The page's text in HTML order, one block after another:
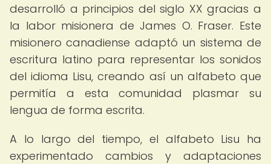
desarrolló a principios del siglo XX gracias a
la labor misionera de James O. Fraser. Este
misionero canadiense adaptó un sistema de
escritura latino para representar los sonidos
del idioma Lisu, creando así un alfabeto que
permitía a esta comunidad plasmar su
lengua de forma escrita.
A lo largo del tiempo, el alfabeto Lisu ha
experimentado cambios y adaptaciones